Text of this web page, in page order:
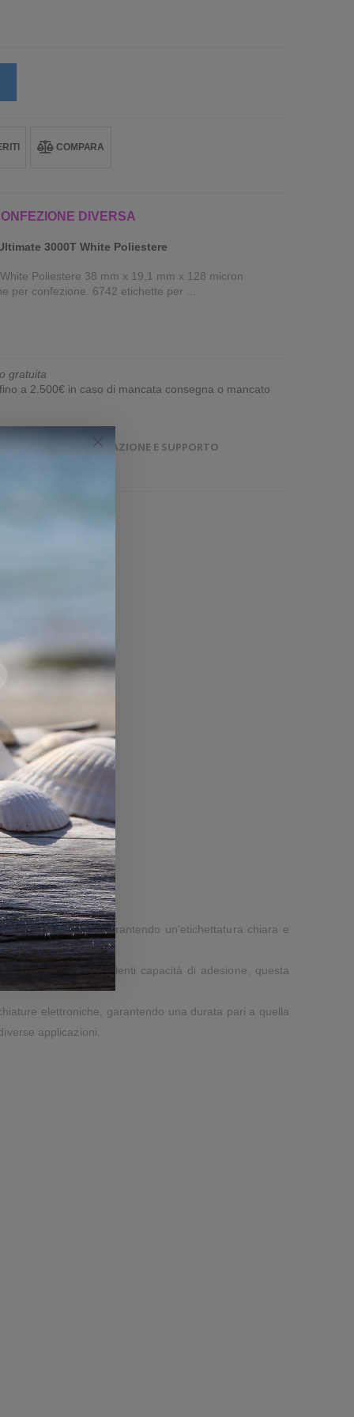
COMPARA
DIVERSA
3000T White Poliestere
Poliestere 38 mm x 19,1 mm x 128 micron
per confezione. 6742 etichette per ...
gratuita
a 2.500€ in caso di mancata consegna o mancato
DOCUMENTAZIONE E SUPPORTO
e graffi, garantendo un'etichettatura chiara e
Grazie alle eccellenti capacità di adesione, questa
elettroniche, garantendo una durata pari a quella
applicazioni.